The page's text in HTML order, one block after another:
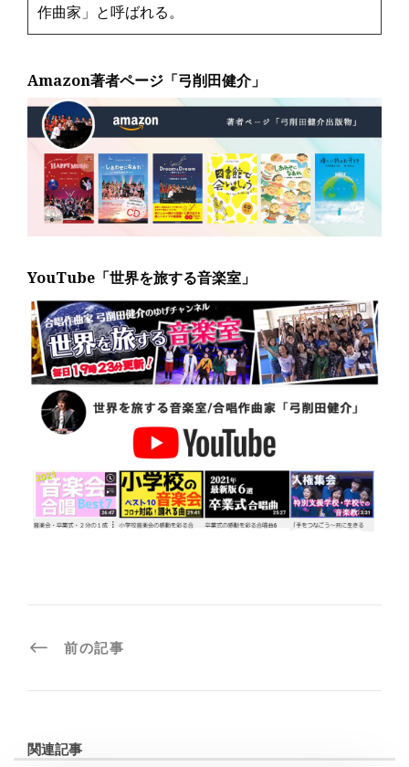
作曲家」と呼ばれる。
Amazon著者ページ「弓削田健介」
YouTube「世界を旅する音楽室」
前の記事
関連記事